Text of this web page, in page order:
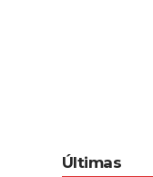
Últimas